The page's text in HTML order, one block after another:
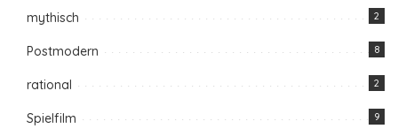
mythisch 2
Postmodern 8
rational 2
Spielfilm 9